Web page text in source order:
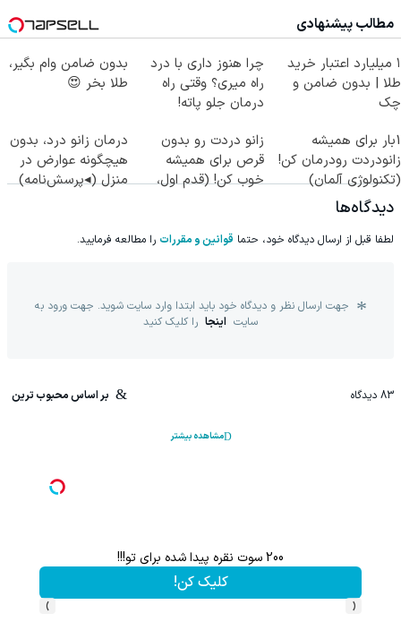
مطالب پیشنهادی
۱ میلیارد اعتبار خرید
طلا | بدون ضامن و
چک
چرا هنوز داری با درد
راه میری؟ وقتی راه
درمان جلو پاته!
بدون ضامن وام بگیر،
طلا بخر 😍
1بار برای همیشه
زانودردت رودرمان کن!
(تکنولوژی آلمان)
◂پرسشنامه▸
زانو دردت رو بدون
قرص برای همیشه
خوب کن! (قدم اول،
درمان زانو درد، بدون
هیچگونه عوارض در
منزل (◂پرسش‌نامه)
دیدگاه‌ها
لطفا قبل از ارسال دیدگاه خود، حتما قوانین و مقررات را مطالعه فرمایید.
جهت ارسال نظر و دیدگاه خود باید ابتدا وارد سایت شوید. جهت ورود به
سایت اینجا را کلیک کنید
83 دیدگاه بر اساس محبوب ترین
مشاهده بیشتر
200 سوت نقره پیدا شده برای تو!!!
کلیک کن!
‹
›